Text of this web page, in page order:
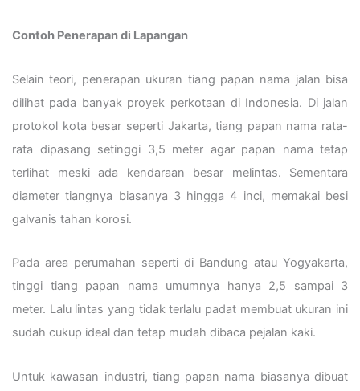
Contoh Penerapan di Lapangan
Selain teori, penerapan ukuran tiang papan nama jalan bisa
dilihat pada banyak proyek perkotaan di Indonesia. Di jalan
protokol kota besar seperti Jakarta, tiang papan nama rata-
rata dipasang setinggi 3,5 meter agar papan nama tetap
terlihat meski ada kendaraan besar melintas. Sementara
diameter tiangnya biasanya 3 hingga 4 inci, memakai besi
galvanis tahan korosi.
Pada area perumahan seperti di Bandung atau Yogyakarta,
tinggi tiang papan nama umumnya hanya 2,5 sampai 3
meter. Lalu lintas yang tidak terlalu padat membuat ukuran ini
sudah cukup ideal dan tetap mudah dibaca pejalan kaki.
Untuk kawasan industri, tiang papan nama biasanya dibuat